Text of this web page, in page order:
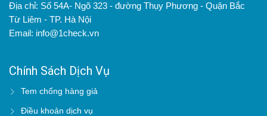
Địa chỉ: Số 54A- Ngõ 323 - đường Thụy Phương - Quận Bắc
Từ Liêm - TP. Hà Nội
Email: info@1check.vn
Chính Sách Dịch Vụ
Tem chống hàng giả
Điều khoản dịch vụ